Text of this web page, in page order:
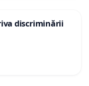
discriminării